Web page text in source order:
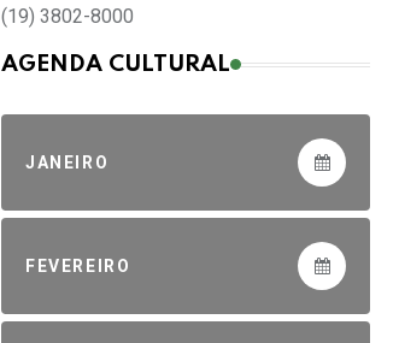
(19) 3802-8000
AGENDA CULTURAL
JANEIRO
FEVEREIRO